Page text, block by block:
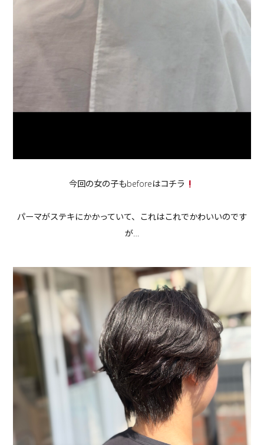
今回の女の子もbeforeはコチラ
パーマがステキにかかっていて、これはこれでかわいいのです
が…